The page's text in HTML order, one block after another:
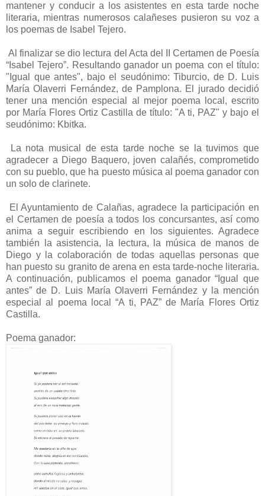
mantener y conducir a los asistentes en esta tarde noche
literaria, mientras numerosos calañeses pusieron su voz a
los poemas de Isabel Tejero.
Al finalizar se dio lectura del Acta del II Certamen de Poesía
“Isabel Tejero”. Resultando ganador un poema con el título:
"Igual que antes", bajo el seudónimo: Tiburcio, de D. Luis
María Olaverri Fernández, de Pamplona. El jurado decidió
tener una mención especial al mejor poema local, escrito
por María Flores Ortiz Castilla de título: "A ti, PAZ" y bajo el
seudónimo: Kbitka.
La nota musical de esta tarde noche se la tuvimos que
agradecer a Diego Baquero, joven calañés, comprometido
con su pueblo, que ha puesto música al poema ganador con
un solo de clarinete.
El Ayuntamiento de Calañas, agradece la participación en
el Certamen de poesía a todos los concursantes, así como
anima a seguir escribiendo en los siguientes. Agradece
también la asistencia, la lectura, la música de manos de
Diego y la colaboración de todas aquellas personas que
han puesto su granito de arena en esta tarde-noche literaria.
A continuación, publicamos el poema ganador “Igual que
antes” de D. Luis María Olaverri Fernández y la mención
especial al poema local “A ti, PAZ” de María Flores Ortiz
Castilla.
Poema ganador: